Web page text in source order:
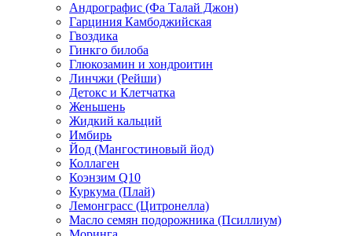
Андрографис (Фа Талай Джон)
Гарциния Камбоджийская
Гвоздика
Гинкго билоба
Глюкозамин и хондроитин
Линчжи (Рейши)
Детокс и Клетчатка
Женьшень
Жидкий кальций
Имбирь
Йод (Мангостиновый йод)
Коллаген
Коэнзим Q10
Куркума (Плай)
Лемонграсс (Цитронелла)
Масло семян подорожника (Псиллиум)